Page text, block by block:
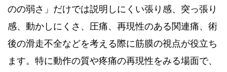
のの弱さ」だけでは説明しにくい張り感、突っ張り
感、動かしにくさ、圧痛、再現性のある関連痛、術
後の滑走不全などを考える際に筋膜の視点が役立ち
ます。特に動作の質や疼痛の再現性をみる場面で、